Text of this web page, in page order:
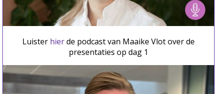
Luister hierde podcast van Maaike Vlot over de
presentaties op dag 1